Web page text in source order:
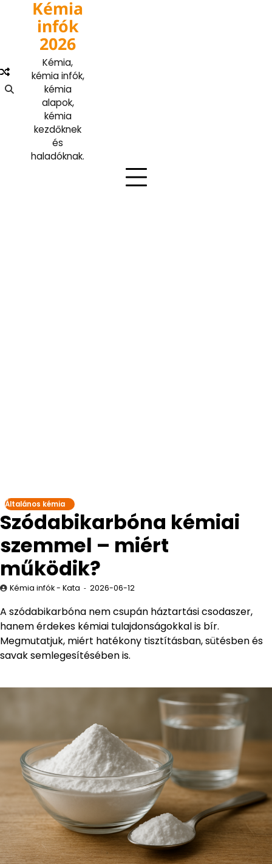
Kémia
infók
2026
Kémia,
kémia infók,
kémia
alapok,
kémia
kezdőknek
és
haladóknak.
Általános kémia
Szódabikarbóna kémiai
szemmel – miért
működik?
Kémia infók - Kata 2026-06-12
A szódabikarbóna nem csupán háztartási csodaszer,
hanem érdekes kémiai tulajdonságokkal is bír.
Megmutatjuk, miért hatékony tisztításban, sütésben és
savak semlegesítésében is.